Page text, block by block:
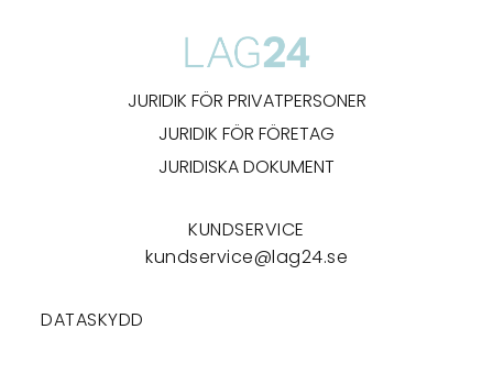
JURIDIK FÖR PRIVATPERSONER
JURIDIK FÖR FÖRETAG
JURIDISKA DOKUMENT
KUNDSERVICE
kundservice@lag24.se
DATASKYDD